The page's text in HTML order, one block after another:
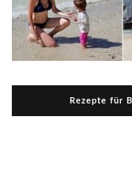
Rezepte für